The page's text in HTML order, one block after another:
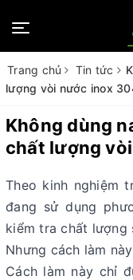
Trang chủ Tin tức
lượng vòi nước inox
Không dùng
chất lượng
Theo kinh nghiệm
đang sử dụng
kiểm tra chất lượng
Nhưng cách làm
Cách làm này chỉ